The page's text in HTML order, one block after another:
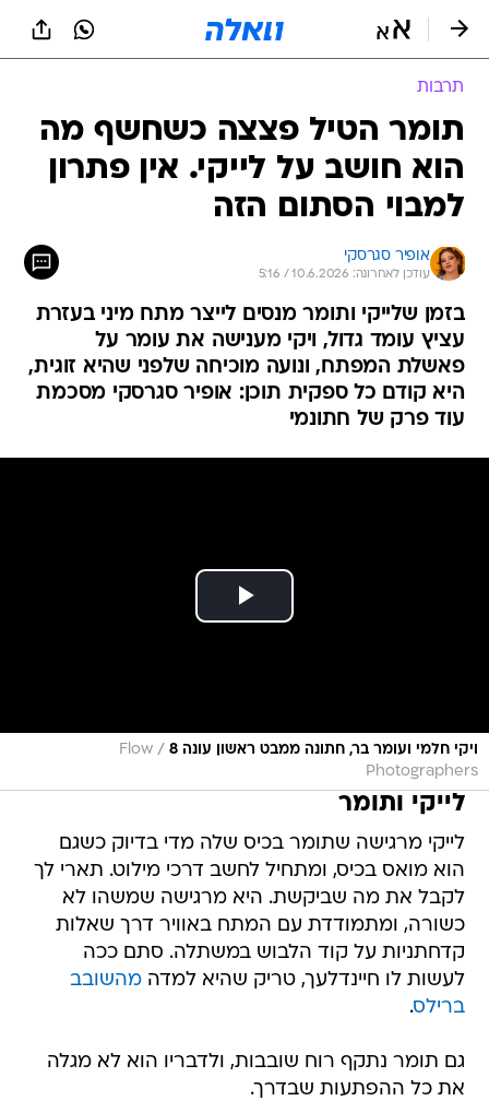
תרבות
תומר הטיל פצצה כשחשף מה
הוא חושב על לייקי. אין פתרון
למבוי הסתום הזה
אופיר סגרסקי
עודכן לאחרונה: 10.6.2026 / 5:16
בזמן שלייקי ותומר מנסים לייצר מתח מיני בעזרת
עציץ עומד גדול, ויקי מענישה את עומר על
פאשלת המפתח, ונועה מוכיחה שלפני שהיא זוגית,
היא קודם כל ספקית תוכן: אופיר סגרסקי מסכמת
עוד פרק של חתונמי
ויקי חלמי ועומר בר, חתונה ממבט ראשון עונה 8 /
Flow
Photographers
לייקי ותומר
לייקי מרגישה שתומר בכיס שלה מדי בדיוק כשגם
הוא מואס בכיס, ומתחיל לחשב דרכי מילוט. תארי לך
לקבל את מה שביקשת. היא מרגישה שמשהו לא
כשורה, ומתמודדת עם המתח באוויר דרך שאלות
קדחתניות על קוד הלבוש במשתלה. סתם ככה
לעשות לו חיינדלעך, טריק שהיא למדהמהשובב
ברילס.
גם תומר נתקף רוח שובבות, ולדבריו הוא לא מגלה
את כל ההפתעות שבדרך.